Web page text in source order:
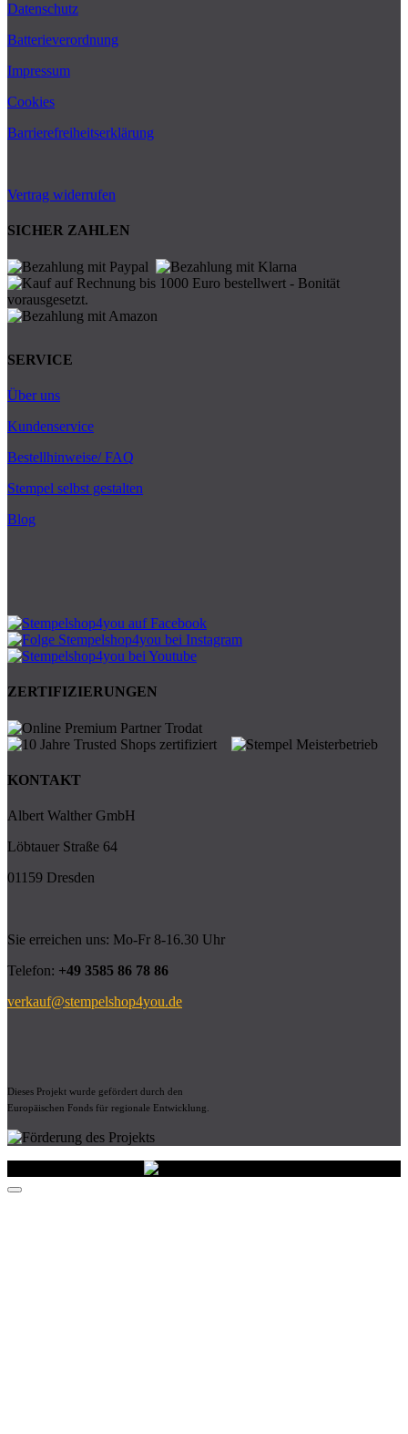
Datenschutz
Batterieverordnung
Impressum
Cookies
Barrierefreiheitserklärung
Vertrag widerrufen
SICHER ZAHLEN
SERVICE
Über uns
Kundenservice
Bestellhinweise/ FAQ
Stempel selbst gestalten
Blog
ZERTIFIZIERUNGEN
KONTAKT
Albert Walther GmbH
Löbtauer Straße 64
01159 Dresden
Sie erreichen uns: Mo-Fr 8-16.30 Uhr
Telefon: +49 3585 86 78 86
verkauf@stempelshop4you.de
Dieses Projekt wurde gefördert durch den
Europäischen Fonds für regionale Entwicklung.